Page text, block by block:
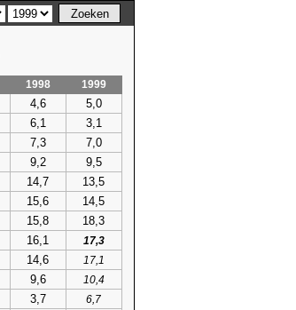
1998
1999
4,6 5,0
6,1 3,1
7,3 7,0
9,2 9,5
14,7 13,5
15,6 14,5
15,8 18,3
16,1
17,3
14,6
17,1
9,6
10,4
3,7
6,7